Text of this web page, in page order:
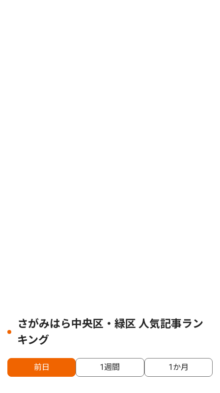
さがみはら中央区・緑区 人気記事ラン
キング
前日 1週間 1か月